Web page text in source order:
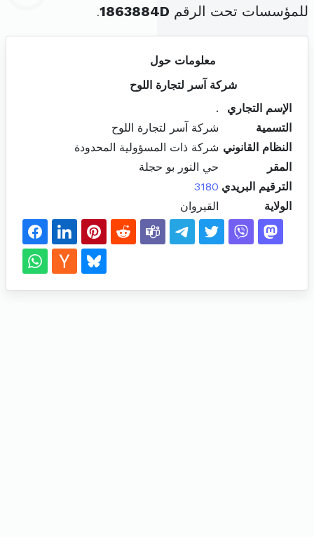
للمؤسسات تحت الرقم 1863884D
.
معلومات حول
شركة آسر لتجارة اللوح
الإسم التجاري
.
التسمية
شركة آسر لتجارة اللوح
النظام القانوني شركة ذات المسؤولية المحدودة
المقر
حي النور بو حجلة
الترقيم البريدي 3180
الولاية
القيروان